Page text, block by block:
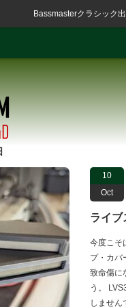
Bassmasterクラシック
10
Oct
ライブ
今度こそ
プ・カバ
致命傷に
う。
しません